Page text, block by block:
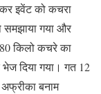
इवेंट को कचरा
समझाया गया और
किलो कचरे का
दिया गया। गत 12
बनाम